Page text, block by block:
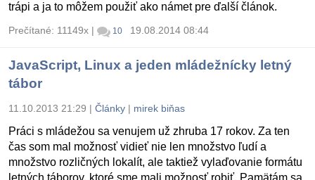
trápi a ja to môžem použiť ako námet pre ďalší článok.
Prečítané: 11149x | 10 19.08.2014 08:44
JavaScript, Linux a jeden mládežnícky letný
tábor
11.10.2013 21:29 | Články | mirek biňas
Práci s mládežou sa venujem už zhruba 17 rokov. Za ten
čas som mal možnosť vidieť nie len množstvo ľudí a
množstvo rozličných lokalít, ale taktiež vylaďovanie formátu
letných táborov, ktoré sme mali možnosť robiť. Pamätám sa